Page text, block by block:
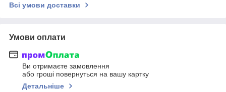
Всі умови доставки
Умови оплати
Ви отримаєте замовлення
або гроші повернуться на вашу картку
Детальніше